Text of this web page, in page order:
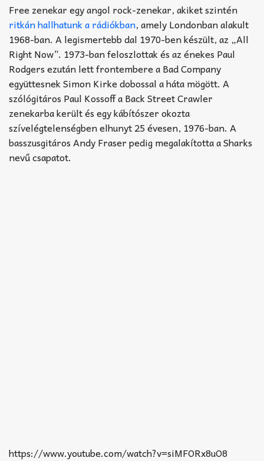
TABok
Improvizáció
Free zenekar egy angol rock-zenekar, akiket szintén
ritkán hallhatunk a rádiókban, amely Londonban alakult
1968-ban. A legismertebb dal 1970-ben készült, az „All
Right Now”. 1973-ban feloszlottak és az énekes Paul
Rodgers ezután lett frontembere a Bad Company
együttesnek Simon Kirke dobossal a háta mögött. A
szólógitáros Paul Kossoff a Back Street Crawler
zenekarba került és egy kábítószer okozta
szívelégtelenségben elhunyt 25 évesen, 1976-ban. A
basszusgitáros Andy Fraser pedig megalakította a Sharks
nevű csapatot.
https://www.youtube.com/watch?v=siMFORx8uO8